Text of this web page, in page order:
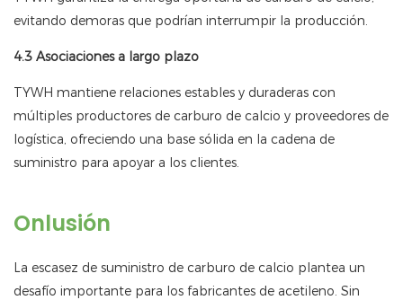
evitando demoras que podrían interrumpir la producción.
4.3 Asociaciones a largo plazo
TYWH mantiene relaciones estables y duraderas con
múltiples productores de carburo de calcio y proveedores de
logística, ofreciendo una base sólida en la cadena de
suministro para apoyar a los clientes.
Onlusión
La escasez de suministro de carburo de calcio plantea un
desafío importante para los fabricantes de acetileno. Sin